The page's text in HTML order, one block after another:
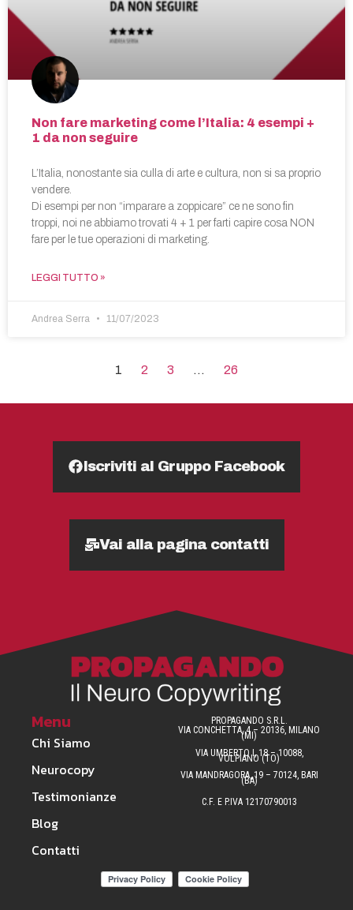
Non fare marketing come l’Italia: 4 esempi +
1 da non seguire
L’Italia, nonostante sia culla di arte e cultura, non si sa proprio
vendere.
Di esempi per non “imparare a zoppicare” ce ne sono fin
troppi, noi ne abbiamo trovati 4 + 1 per farti capire cosa NON
fare per le tue operazioni di marketing.
LEGGI TUTTO »
Andrea Serra 11/07/2023
1 2 3 … 26
Iscriviti al Gruppo Facebook
Vai alla pagina contatti
Menu
Chi Siamo
Neurocopy
Testimonianze
Blog
Contatti
PROPAGANDO S.R.L.
VIA CONCHETTA, 4 – 20136, MILANO
(MI)
VIA UMBERTO I, 18 – 10088,
VOLPIANO (TO)
VIA MANDRAGORA, 19 – 70124, BARI
(BA)
C.F. E P.IVA 12170790013